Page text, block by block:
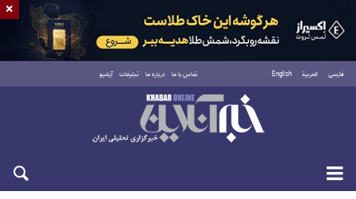
فارسی العربية English تماس با ما درباره ما تبلیغات آرشیو
یکشنبه ۱۸ مرداد ۱۴۰۵
×